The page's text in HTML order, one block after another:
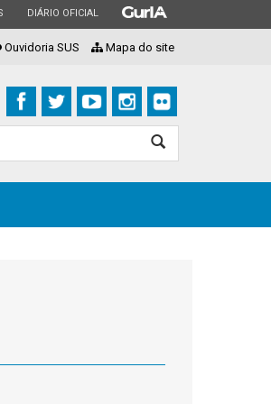
ESTADO
DIÁRIO OFICIAL ESTADO
Ouvidoria SUS Mapa do site